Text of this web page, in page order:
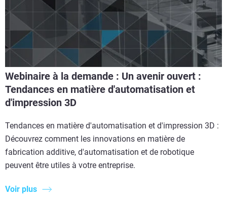
Webinaire à la demande : Un avenir ouvert :
Tendances en matière d'automatisation et
d'impression 3D
Tendances en matière d'automatisation et d'impression 3D :
Découvrez comment les innovations en matière de
fabrication additive, d'automatisation et de robotique
peuvent être utiles à votre entreprise.
Voir plus